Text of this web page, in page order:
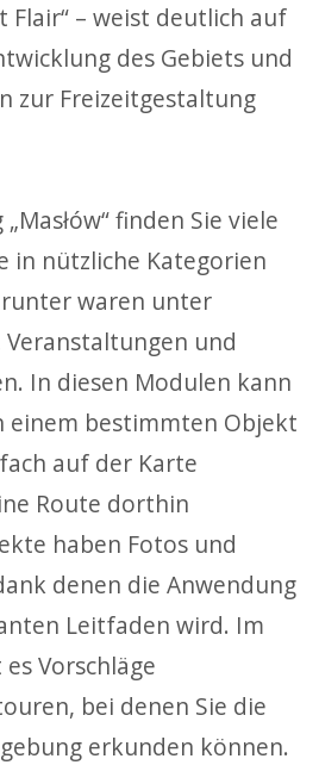
Flair“ – weist deutlich auf
des Gebiets und
zur Freizeitgestaltung
finden Sie viele
in nützliche Kategorien
waren unter
und
In diesen Modulen kann
einem bestimmten Objekt
auf der Karte
Route dorthin
haben Fotos und
denen die Anwendung
Leitfaden wird. Im
Vorschläge
bei denen Sie die
erkunden können.